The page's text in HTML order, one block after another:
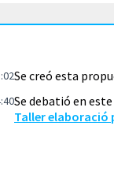
Se creó esta
Se debatió en
Taller